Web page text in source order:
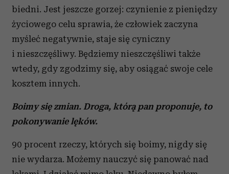
biedni. Jest jeszcze gorzej: czynienie z pieniędzy
życiowego celu sprawia, że człowiek zaczyna
myśleć negatywnie, staje się cyniczny
i nieszczęśliwy. Będziemy nieszczęśliwi także
wtedy, gdy zgodzimy się, aby osiągać swoje cele
kosztem innych.
Boimy się zmian. Droga, którą pan proponuje, to
pokonywanie lęków.
90 procent rzeczy, których się boimy, nigdy się
nie wydarza. Możemy nauczyć się panować nad